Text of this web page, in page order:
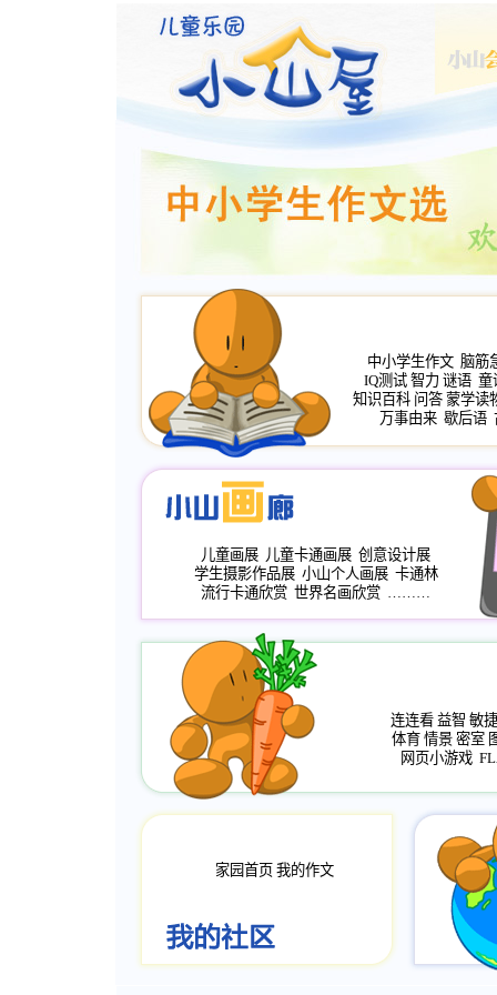
中小学生作文 脑筋
IQ测试 智力 谜语 童
知识百科 问答 蒙学读
万事由来 歇后语
儿童画展 儿童卡通画展 创意设计展
学生摄影作品展 小山个人画展 卡通林
流行卡通欣赏 世界名画欣赏 ………
连连看 益智 敏捷
体育 情景 密室
网页小游戏
家园首页 我的作文